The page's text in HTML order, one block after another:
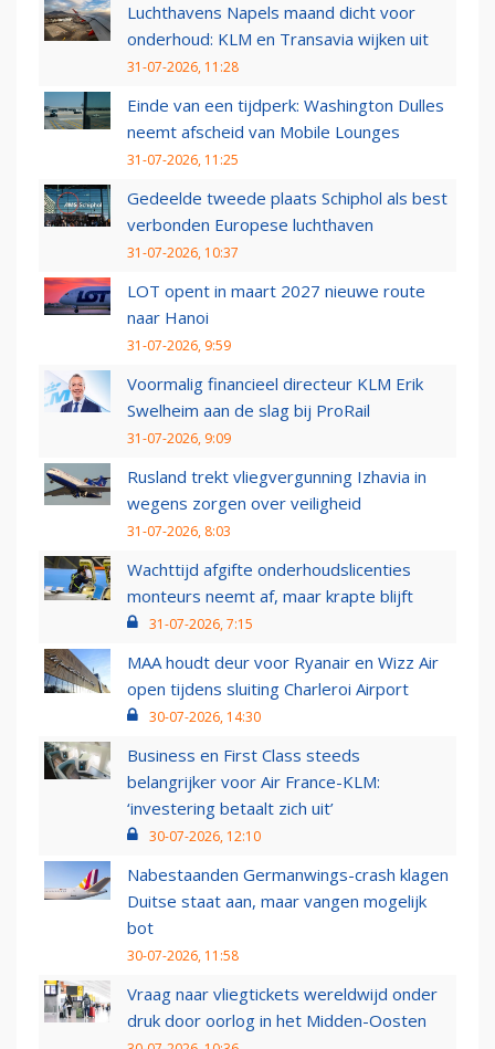
Luchthavens Napels maand dicht voor
onderhoud: KLM en Transavia wijken uit
31-07-2026, 11:28
Einde van een tijdperk: Washington Dulles
neemt afscheid van Mobile Lounges
31-07-2026, 11:25
Gedeelde tweede plaats Schiphol als best
verbonden Europese luchthaven
31-07-2026, 10:37
LOT opent in maart 2027 nieuwe route
naar Hanoi
31-07-2026, 9:59
Voormalig financieel directeur KLM Erik
Swelheim aan de slag bij ProRail
31-07-2026, 9:09
Rusland trekt vliegvergunning Izhavia in
wegens zorgen over veiligheid
31-07-2026, 8:03
Wachttijd afgifte onderhoudslicenties
monteurs neemt af, maar krapte blijft
31-07-2026, 7:15
MAA houdt deur voor Ryanair en Wizz Air
open tijdens sluiting Charleroi Airport
30-07-2026, 14:30
Business en First Class steeds
belangrijker voor Air France-KLM:
‘investering betaalt zich uit’
30-07-2026, 12:10
Nabestaanden Germanwings-crash klagen
Duitse staat aan, maar vangen mogelijk
bot
30-07-2026, 11:58
Vraag naar vliegtickets wereldwijd onder
druk door oorlog in het Midden-Oosten